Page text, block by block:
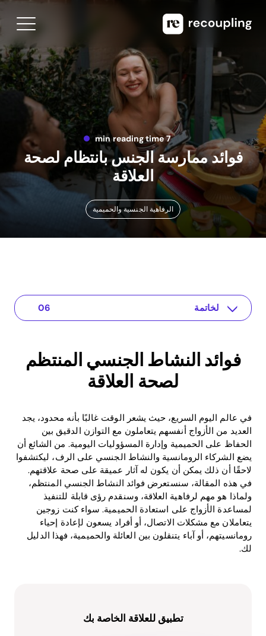
7 min reading time
فوائد ممارسة الجنس بانتظام لصحة
العلاقة
الرفاهية الجنسية والحميمية
فوائد النشاط الجنسي المنتظم لصحة العلاقة
تطبيق للعلاقة الخاصة بك
فهم القضية
فوائد النشاط الجنسي المنتظم
حلول عملية لاستعادة الحميمية
الخاتمة
فوائد النشاط الجنسي المنتظم
لصحة العلاقة
في عالم اليوم السريع، حيث يشعر الوقت غالبًا بأنه محدود، يجد
العديد من الأزواج أنفسهم يتعاملون مع التوازن الدقيق بين
الحفاظ على الحميمية وإدارة المسؤوليات اليومية. من الشائع أن
يضع الشركاء الرومانسية والنشاط الجنسي على الرف، ليكتشفوا
لاحقًا أن ذلك يمكن أن يكون له آثار عميقة على صحة علاقتهم.
في هذه المقالة، سنستعرض فوائد النشاط الجنسي المنتظم،
ولماذا هو مهم لرفاهية العلاقة، وسنقدم رؤى قابلة للتنفيذ
لمساعدة الأزواج على استعادة الحميمية. سواء كنت زوجين
يتعاملان مع مشكلات الاتصال، أو أفراد يسعون لإعادة إحياء
رومانسيتهم، أو آباء يتنقلون بين العائلة والحميمية، فهذا الدليل
لك.
تطبيق للعلاقة الخاصة بك